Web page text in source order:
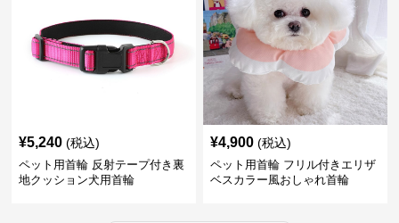
¥5,240 (税込)
ペット用首輪 反射テープ付き裏
地クッション犬用首輪
¥4,900 (税込)
ペット用首輪 フリル付きエリザ
ベスカラー風おしゃれ首輪